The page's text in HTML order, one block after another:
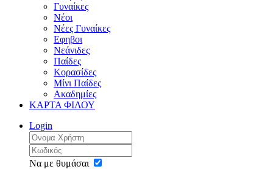
Γυναίκες
Νέοι
Νέες Γυναίκες
Εφηβοι
Νεάνιδες
Παίδες
Κορασίδες
Μίνι Παίδες
Ακαδημίες
ΚΑΡΤΑ ΦΙΛΟΥ
Login
Να με θυμάσαι